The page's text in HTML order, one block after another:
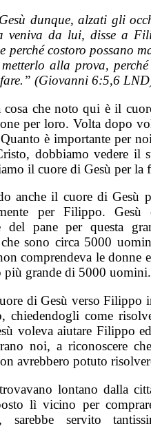
dunque, alzati gli
veniva da lui, disse a
perché costoro possano
alla prova,
(Giovanni 6:5,6
cosa che noto qui è il
per loro. Volta dopo
è importante per
dobbiamo vedere il
il cuore di Gesù per la
anche il cuore di Gesù
per Filippo.
del pane per questa
sono circa 5000
comprendeva le
più grande di 5000 uomini.
di Gesù verso Filippo
chiedendogli come
voleva aiutare Filippo
noi, a riconoscere
avrebbero potuto
lontano dalla
lì vicino per
sarebbe servito